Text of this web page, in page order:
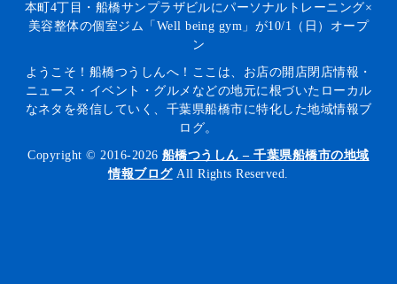
本町4丁目・船橋サンプラザビルにパーソナルトレーニング×
美容整体の個室ジム「Well being gym」が10/1（日）オープ
ン
ようこそ！船橋つうしんへ！ここは、お店の開店閉店情報・
ニュース・イベント・グルメなどの地元に根づいたローカル
なネタを発信していく、千葉県船橋市に特化した地域情報ブ
ログ。
Copyright © 2016-2026 船橋つうしん – 千葉県船橋市の地域
情報ブログAll Rights Reserved.